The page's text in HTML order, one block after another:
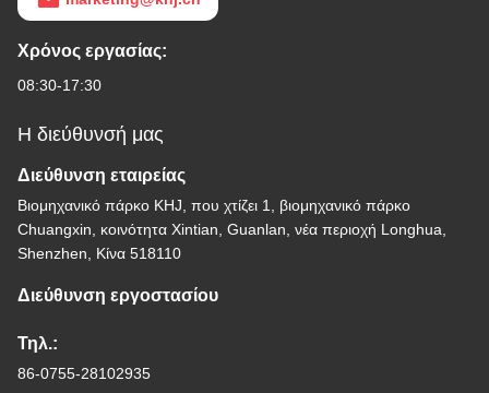
Χρόνος εργασίας:
08:30-17:30
Η διεύθυνσή μας
Διεύθυνση εταιρείας
Βιομηχανικό πάρκο KHJ, που χτίζει 1, βιομηχανικό πάρκο
Chuangxin, κοινότητα Xintian, Guanlan, νέα περιοχή Longhua,
Shenzhen, Κίνα 518110
Διεύθυνση εργοστασίου
Τηλ.:
86-0755-28102935